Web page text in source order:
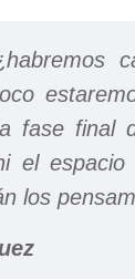
fase final
el
los